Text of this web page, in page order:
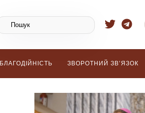
БЛАГОДІЙНІСТЬ ЗВОРОТНИЙ ЗВ’ЯЗОК